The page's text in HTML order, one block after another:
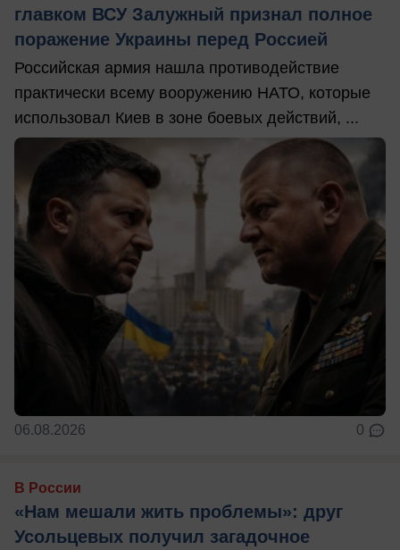
главком ВСУ Залужный признал полное
поражение Украины перед Россией
Российская армия нашла противодействие
практически всему вооружению НАТО, которые
использовал Киев в зоне боевых действий, ...
06.08.2026 0
В России
«Нам мешали жить проблемы»: друг
Усольцевых получил загадочное